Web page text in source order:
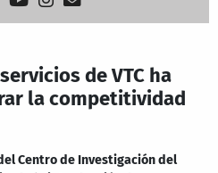
de VTC ha
la competitividad
Centro de Investigación del